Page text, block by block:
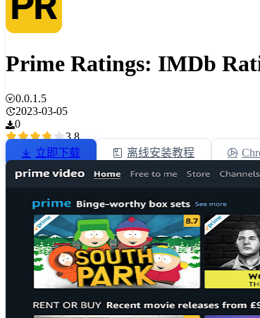
Prime Ratings: IMDb
0.0.1.5
2023-03-05
0
3.8
立即下载
离线安装教程